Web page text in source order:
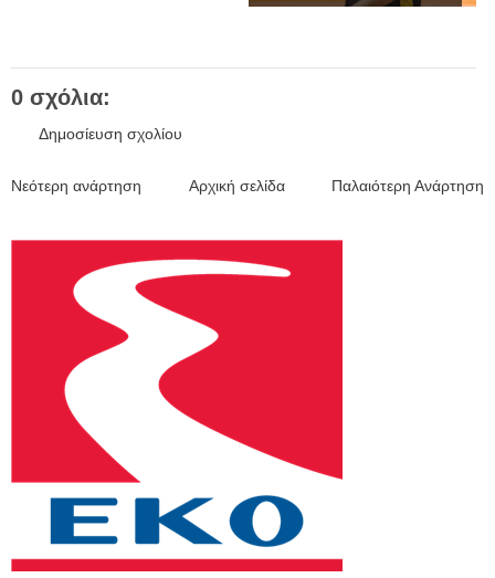
0 σχόλια:
Δημοσίευση σχολίου
Νεότερη ανάρτηση Παλαιότερη Ανάρτηση
Αρχική σελίδα